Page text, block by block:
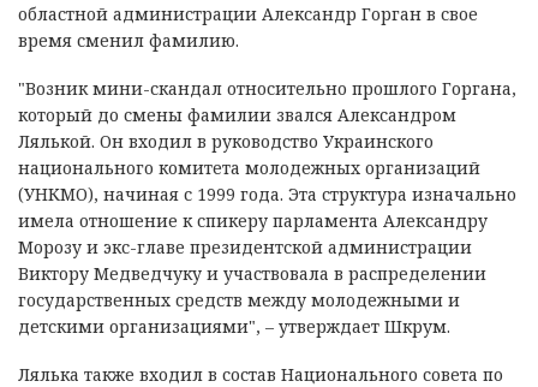
областной администрации Александр Горган в свое
время сменил фамилию.
"Возник мини-скандал относительно прошлого Горгана,
который до смены фамилии звался Александром
Лялькой. Он входил в руководство Украинского
национального комитета молодежных организаций
(УНКМО), начиная с 1999 года. Эта структура изначально
имела отношение к спикеру парламента Александру
Морозу и экс-главе президентской администрации
Виктору Медведчуку и участвовала в распределении
государственных средств между молодежными и
детскими организациями", – утверждает Шкрум.
Лялька также входил в состав Национального совета по